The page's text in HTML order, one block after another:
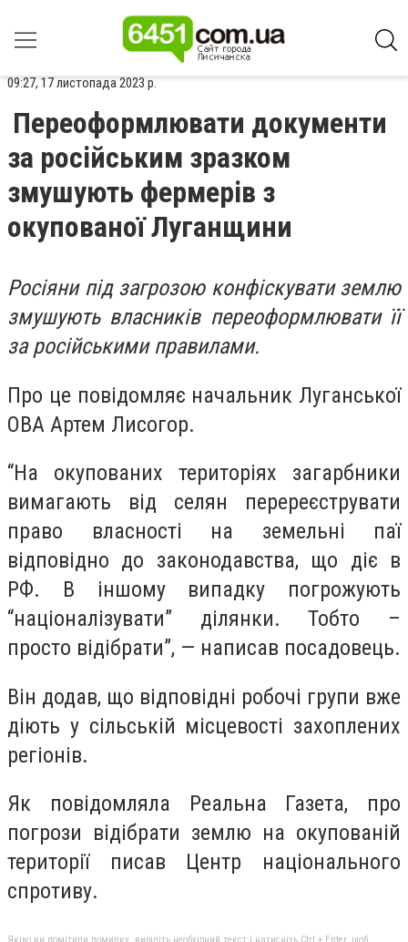
09:27, 17 листопада 2023 р.
Переоформлювати документи
за російським зразком
змушують фермерів з
окупованої Луганщини
Росіяни під загрозою конфіскувати землю
змушують власників переоформлювати її
за російськими правилами.
Про це повідомляє начальник Луганської
ОВА Артем Лисогор.
“На окупованих територіях загарбники
вимагають від селян перереєструвати
право власності на земельні паї
відповідно до законодавства, що діє в
РФ. В іншому випадку погрожують
“націоналізувати” ділянки. Тобто –
просто відібрати”, — написав посадовець.
Він додав, що відповідні робочі групи вже
діють у сільській місцевості захоплених
регіонів.
Як повідомляла Реальна Газета, про
погрози відібрати землю на окупованій
території писав Центр національного
спротиву.